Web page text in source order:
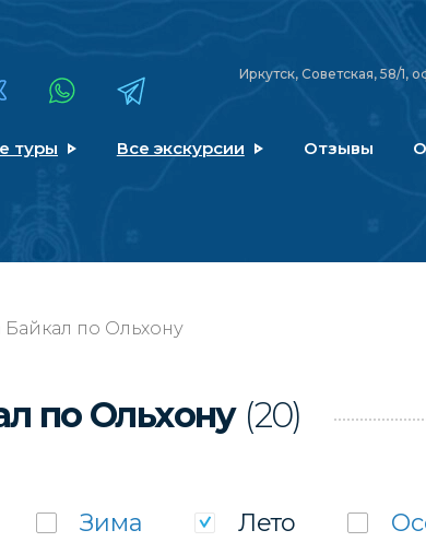
Иркутск, Советская, 58/1,
туры Все экскурсии Отзывы
по Ольхону
по Ольхону (20)
Зима Лето